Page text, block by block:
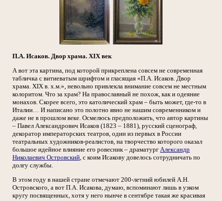
П.А. Исаков. Двор храма. XIX век
А вот эта картина, под которой прикреплена совсем не современная
табличка с витиеватым шрифтом и гласящая «П.А. Исаков. Двор
храма. XIX в. х.м.», невольно привлекла внимание совсем не местным
колоритом. Что за храм? На православный не похож, как и одеяние
монахов. Скорее всего, это католический храм – быть может, где-то в
Италии… И написано это полотно явно не нашим современником и
даже не в прошлом веке. Осмелюсь предположить, что автор картины
– Павел Александрович Исаков (1823 – 1881), русский сценограф,
декоратор императорских театров, один из первых в России
театральных художников-реалистов, на творчество которого оказал
большое идейное влияние его ровесник – драматург Александр
Николаевич Островский, с коим Исакову довелось сотрудничать по
долгу службы.
В этом году в нашей стране отмечают 200-летний юбилей А.Н.
Островского, а вот П.А. Исакова, думаю, вспоминают лишь в узком
кругу посвященных, хотя у него нынче в сентябре такая же красивая